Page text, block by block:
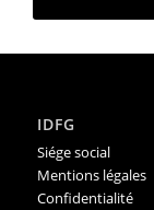
IDFG
Siége social
Mentions légales
Confidentialité